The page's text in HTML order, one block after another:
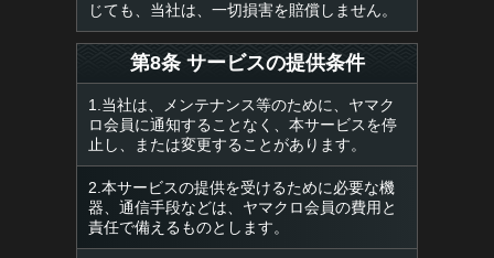
じても、当社は、一切損害を賠償しません。
第8条 サービスの提供条件
1.当社は、メンテナンス等のために、ヤマク
ロ会員に通知することなく、本サービスを停
止し、または変更することがあります。
2.本サービスの提供を受けるために必要な機
器、通信手段などは、ヤマクロ会員の費用と
責任で備えるものとします。